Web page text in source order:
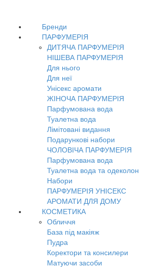
Бренди
ПАРФУМЕРІЯ
ДИТЯЧА ПАРФУМЕРІЯ
НІШЕВА ПАРФУМЕРІЯ
Для нього
Для неї
Унісекс аромати
ЖІНОЧА ПАРФУМЕРІЯ
Парфумована вода
Туалетна вода
Лімітовані видання
Подарункові набори
ЧОЛОВІЧА ПАРФУМЕРІЯ
Парфумована вода
Туалетна вода та одеколон
Набори
ПАРФУМЕРІЯ УНІСЕКС
АРОМАТИ ДЛЯ ДОМУ
КОСМЕТИКА
Обличчя
База під макіяж
Пудра
Коректори та консилери
Матуючи засоби